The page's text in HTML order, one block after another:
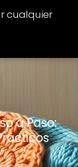
cualquier
a Paso: